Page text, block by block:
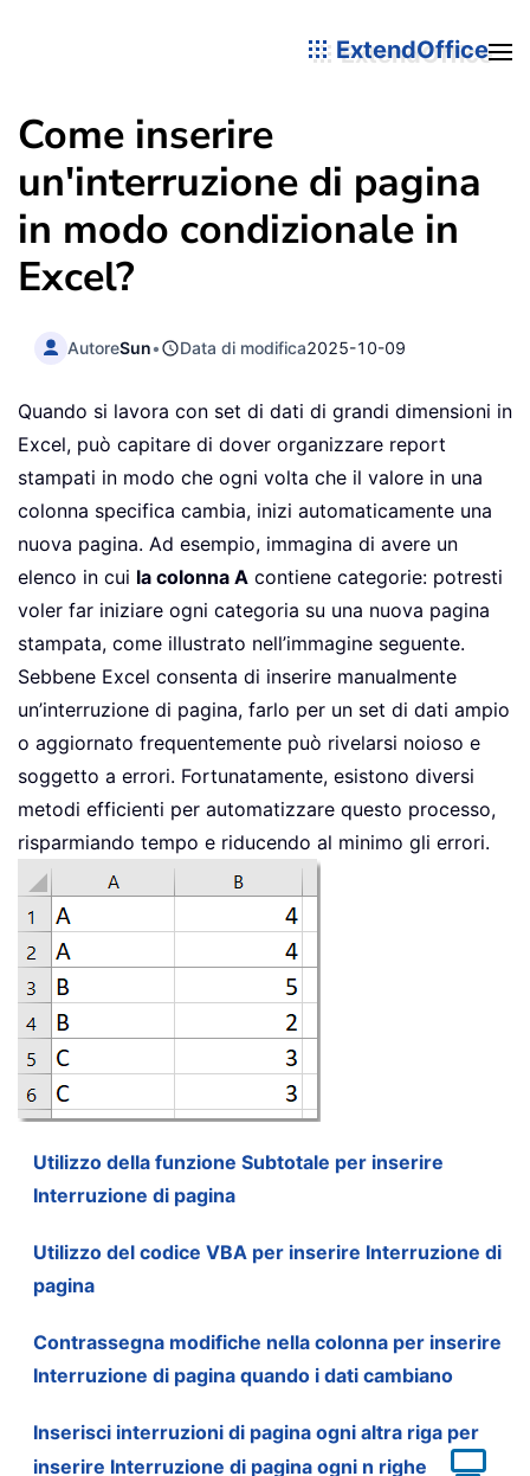
ExtendOffice
Come inserire
un'interruzione di pagina
in modo condizionale in
Excel?
AutoreSun• Data di modifica2025-10-09
Quando si lavora con set di dati di grandi dimensioni in
Excel, può capitare di dover organizzare report
stampati in modo che ogni volta che il valore in una
colonna specifica cambia, inizi automaticamente una
nuova pagina. Ad esempio, immagina di avere un
elenco in cui la colonna A contiene categorie: potresti
voler far iniziare ogni categoria su una nuova pagina
stampata, come illustrato nell’immagine seguente.
Sebbene Excel consenta di inserire manualmente
un’interruzione di pagina, farlo per un set di dati ampio
o aggiornato frequentemente può rivelarsi noioso e
soggetto a errori. Fortunatamente, esistono diversi
metodi efficienti per automatizzare questo processo,
risparmiando tempo e riducendo al minimo gli errori.
Utilizzo della funzione Subtotale per inserire
Interruzione di pagina
Utilizzo del codice VBA per inserire Interruzione di
pagina
Contrassegna modifiche nella colonna per inserire
Interruzione di pagina quando i dati cambiano
Inserisci interruzioni di pagina ogni altra riga per
inserire Interruzione di pagina ogni n righe